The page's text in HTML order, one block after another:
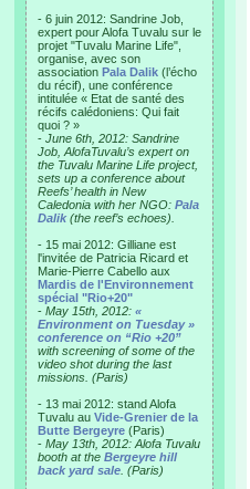
- 6 juin 2012: Sandrine Job,
expert pour Alofa Tuvalu sur le
projet "Tuvalu Marine Life",
organise, avec son
association Pala Dalik (l’écho
du récif), une conférence
intitulée « Etat de santé des
récifs calédoniens: Qui fait
quoi ? »
- June 6th, 2012: Sandrine
Job, AlofaTuvalu’s expert on
the Tuvalu Marine Life project,
sets up a conference about
Reefs’ health in New
Caledonia with her NGO: Pala
Dalik (the reef’s echoes).
- 15 mai 2012: Gilliane est
l'invitée de Patricia Ricard et
Marie-Pierre Cabello aux
Mardis de l'Environnement
spécial "Rio+20"
- May 15th, 2012: «
Environment on Tuesday »
conference on “Rio +20”
with screening of some of the
video shot during the last
missions. (Paris)
- 13 mai 2012: stand Alofa
Tuvalu au Vide-Grenier de la
Butte Bergeyre (Paris)
- May 13th, 2012: Alofa Tuvalu
booth at the Bergeyre hill
back yard sale . (Paris)